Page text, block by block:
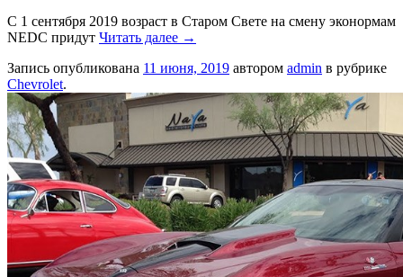
С 1 сентября 2019 возраст в Старом Свете на смену эконормам
NEDC придут Читать далее →
Запись опубликована 11 июня, 2019 автором admin в рубрике
Chevrolet.